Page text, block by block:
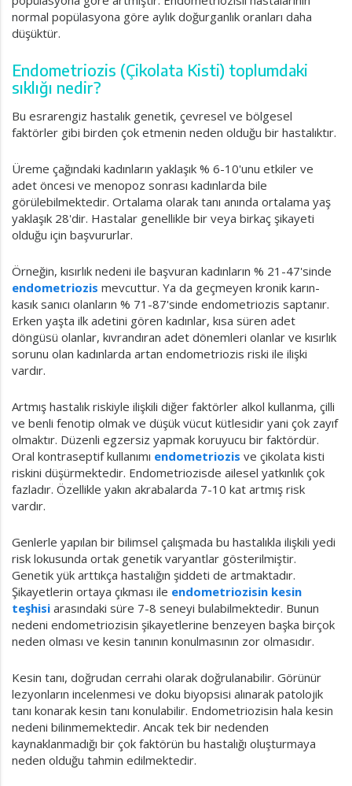
normal popülasyona göre aylık doğurganlık oranları daha
düşüktür.
Endometriozis (Çikolata Kisti) toplumdaki
sıklığı nedir?
Bu esrarengiz hastalık genetik, çevresel ve bölgesel
faktörler gibi birden çok etmenin neden olduğu bir hastalıktır.
Üreme çağındaki kadınların yaklaşık % 6-10'unu etkiler ve
adet öncesi ve menopoz sonrası kadınlarda bile
görülebilmektedir. Ortalama olarak tanı anında ortalama yaş
yaklaşık 28'dir. Hastalar genellikle bir veya birkaç şikayeti
olduğu için başvururlar.
Örneğin, kısırlık nedeni ile başvuran kadınların % 21-47'sinde
endometriozis mevcuttur. Ya da geçmeyen kronik karın-
kasık sanıcı olanların % 71-87'sinde endometriozis saptanır.
Erken yaşta ilk adetini gören kadınlar, kısa süren adet
döngüsü olanlar, kıvrandıran adet dönemleri olanlar ve kısırlık
sorunu olan kadınlarda artan endometriozis riski ile ilişki
vardır.
Artmış hastalık riskiyle ilişkili diğer faktörler alkol kullanma, çilli
ve benli fenotip olmak ve düşük vücut kütlesidir yani çok zayıf
olmaktır. Düzenli egzersiz yapmak koruyucu bir faktördür.
Oral kontraseptif kullanımı endometriozis ve çikolata kisti
riskini düşürmektedir. Endometriozisde ailesel yatkınlık çok
fazladır. Özellikle yakın akrabalarda 7-10 kat artmış risk
vardır.
Genlerle yapılan bir bilimsel çalışmada bu hastalıkla ilişkili yedi
risk lokusunda ortak genetik varyantlar gösterilmiştir.
Genetik yük arttıkça hastalığın şiddeti de artmaktadır.
Şikayetlerin ortaya çıkması ile endometriozisin kesin
teşhisi arasındaki süre 7-8 seneyi bulabilmektedir. Bunun
nedeni endometriozisin şikayetlerine benzeyen başka birçok
neden olması ve kesin tanının konulmasının zor olmasıdır.
Kesin tanı, doğrudan cerrahi olarak doğrulanabilir. Görünür
lezyonların incelenmesi ve doku biyopsisi alınarak patolojik
tanı konarak kesin tanı konulabilir. Endometriozisin hala kesin
nedeni bilinmemektedir. Ancak tek bir nedenden
kaynaklanmadığı bir çok faktörün bu hastalığı oluşturmaya
neden olduğu tahmin edilmektedir.